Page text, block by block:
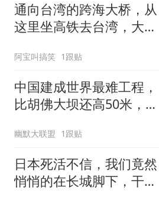
通向台湾的跨海大桥，从
这里坐高铁去台湾，大概
阿宝叫搞笑 1跟贴
中国建成世界最难工程，
比胡佛大坝还高50米，外
幽默大联盟 1跟贴
日本死活不信，我们竟然
悄悄的在长城脚下，干了